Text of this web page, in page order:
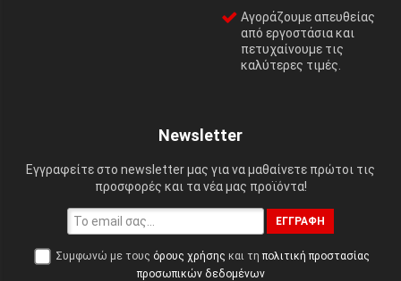
Αγοράζουμε απευθείας
από εργοστάσια και
πετυχαίνουμε τις
καλύτερες τιμές.
Newsletter
Εγγραφείτε στο newsletter μας για να μαθαίνετε πρώτοι τις
προσφορές και τα νέα μας προϊόντα!
ΕΓΓΡΑΦΉ
Συμφωνώ με τους όρους χρήσης και τη πολιτική προστασίας
προσωπικών δεδομένων